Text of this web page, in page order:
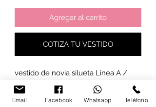
Agregar al carrito
COTIZA TU VESTIDO
vestido de novia silueta Linea A /
encajes / flores/ transparencias
Email Facebook Whatsapp Teléfono